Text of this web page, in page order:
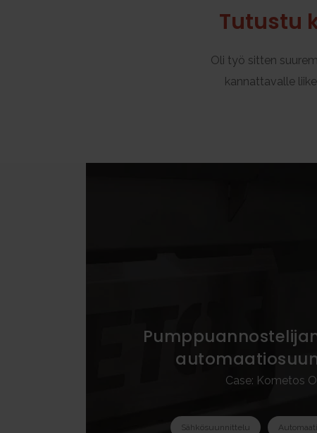
Tutustu
Oli työ sitten
kannattavalle
Case: Kometos
Sähkösuunnittelu